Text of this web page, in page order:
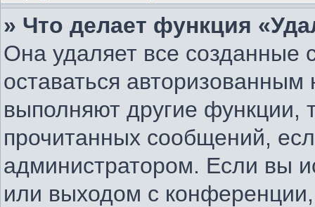
» Что делает функция
Она удаляет все созданные
оставаться
выполняют другие функции,
прочитанных сообщений,
администратором. Если вы
или выходом с